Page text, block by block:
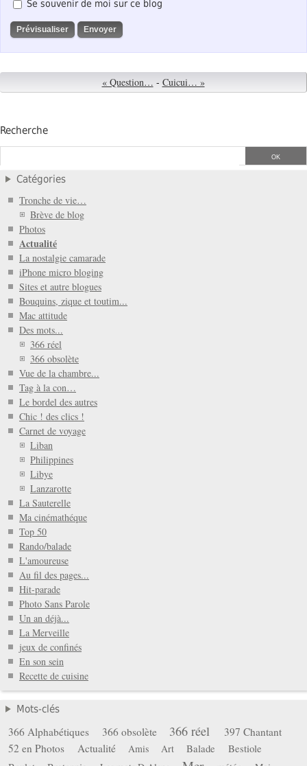
Se souvenir de moi sur ce blog
« Question… - Cuicui… »
Recherche
Catégories
Tronche de vie…
Brève de blog
Photos
Actualité
La nostalgie camarade
iPhone micro bloging
Sites et autre blogues
Bouquins, zique et toutim...
Mac attitude
Des mots...
366 réel
366 obsolète
Vue de la chambre...
Tag à la con…
Le bordel des autres
Chic ! des clics !
Carnet de voyage
Liban
Philippines
Libye
Lanzarotte
La Sauterelle
Ma cinémathéque
Top 50
Rando/balade
L'amoureuse
Au fil des pages...
Hit-parade
Photo Sans Parole
Un an déjà...
La Merveille
jeux de confinés
En son sein
Recette de cuisine
Mots-clés
366 Alphabétiques 366 obsolète 366 réel
397 Chantant
52 en Photos
Actualité Amis Art Balade
Bestiole